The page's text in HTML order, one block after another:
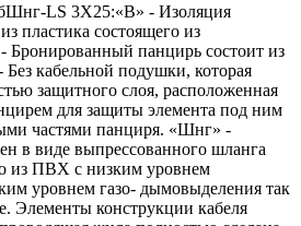
LS 3Х25:«В» - Изоляция
пластика состоящего из
Бронированный панцирь состоит из
Без кабельной подушки, которая
защитного слоя, расположенная
для защиты элемента под ним
частями панциря. «Шнг» -
в виде выпрессованного шланга
из ПВХ с низким уровнем
уровнем газо- дымовыделения так
Элементы конструкции кабеля